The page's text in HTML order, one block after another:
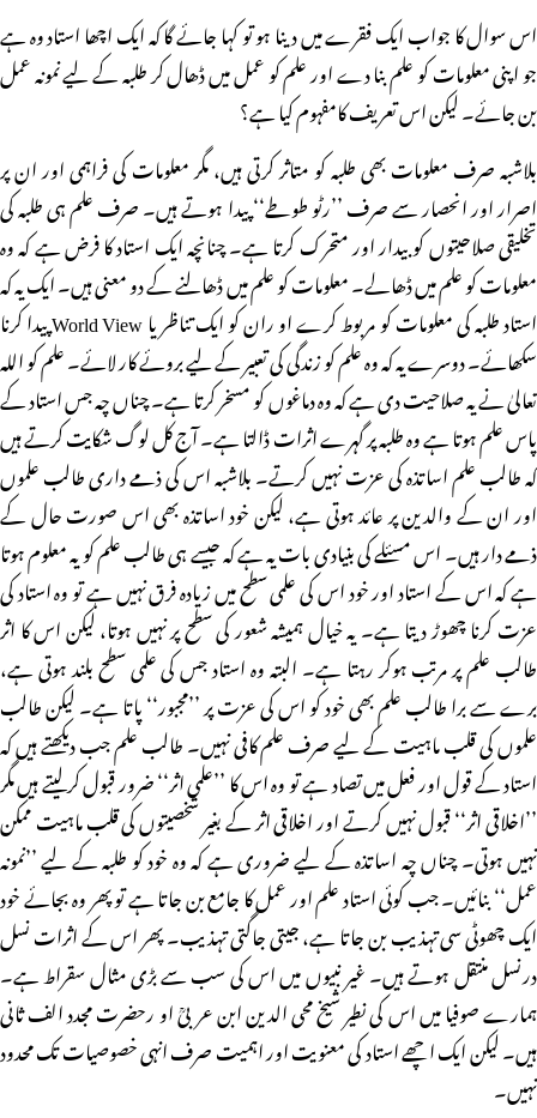
اس سوال کا جواب ایک فقرے میں دینا ہو تو کہا جائے گا کہ ایک اچھا استاد وہ ہے
جو اپنی معلومات کو علم بنا دے اور علم کو عمل میں ڈھال کر طلبہ کے لیے نمونہ عمل
بن جائے۔ لیکن اس تعریف کامفہوم کیا ہے؟
بلاشبہ صرف معلومات بھی طلبہ کو متاثر کرتی ہیں، مگر معلومات کی فراہمی اور ان پر
اصرار اور انحصار سے صرف ’’رٹو طوطے‘‘ پیدا ہوتے ہیں۔ صرف علم ہی طلبہ کی
تخلیقی صلاحیتوں کو بیدار اور متحرک کرتا ہے۔ چنانچہ ایک استاد کا فرض ہے کہ وہ
معلومات کو علم میں ڈھالے۔ معلومات کو علم میں ڈھالنے کے دو معنی ہیں۔ ایک یہ کہ
استاد طلبہ کی معلومات کو مربوط کرے او ران کو ایک تناظر یا World View پیدا کرنا
سکھائے۔ دوسرے یہ کہ وہ علم کو زندگی کی تعبیر کے لیے بروئے کار لائے۔ علم کو اللہ
تعالیٰ نے یہ صلاحیت دی ہے کہ وہ دماغوں کو مسخر کرتا ہے۔ چناں چہ جس استاد کے
پاس علم ہوتا ہے وہ طلبہ پر گہرے اثرات ڈالتا ہے۔ آج کل لوگ شکایت کرتے ہیں
کہ طالب علم اساتذہ کی عزت نہیں کرتے۔ بلاشبہ اس کی ذمے داری طالب علموں
اور ان کے والدین پر عائد ہوتی ہے، لیکن خود اساتذہ بھی اس صورت حال کے
ذمے دار ہیں۔ اس مسئلے کی بنیادی بات یہ ہے کہ جیسے ہی طالب علم کو یہ معلوم ہوتا
ہے کہ اس کے استاد اور خود اس کی علمی سطح میں زیادہ فرق نہیں ہے تو وہ استاد کی
عزت کرنا چھوڑ دیتا ہے۔ یہ خیال ہمیشہ شعور کی سطح پر نہیں ہوتا، لیکن اس کا اثر
طالب علم پر مرتب ہوکر رہتا ہے۔ البتہ وہ استاد جس کی علمی سطح بلند ہوتی ہے،
برے سے برا طالب علم بھی خود کو اس کی عزت پر ’’مجبور‘‘ پاتا ہے۔ لیکن طالب
علموں کی قلب ماہیت کے لیے صرف علم کافی نہیں۔ طالب علم جب دیکھتے ہیں کہ
استاد کے قول اور فعل میں تصاد ہے تو وہ اس کا ’’علمی اثر‘‘ ضرور قبول کرلیتے ہیں مگر
’’اخلاقی اثر‘‘ قبول نہیں کرتے اور اخلاقی اثر کے بغیر شخصیتوں کی قلب ماہیت ممکن
نہیں ہوتی۔ چناں چہ اساتذہ کے لیے ضروری ہے کہ وہ خود کو طلبہ کے لیے ’’نمونہ
عمل‘‘ بنائیں۔ جب کوئی استاد علم اور عمل کا جامع بن جاتا ہے تو پھر وہ بجائے خود
ایک چھوٹی سی تہذیب بن جاتا ہے، جیتی جاگتی تہذیب۔ پھر اس کے اثرات نسل
درنسل منتقل ہوتے ہیں۔ غیر نبیوں میں اس کی سب سے بڑی مثال سقراط ہے۔
ہمارے صوفیا میں اس کی نطیر شیخ محی الدین ابن عربیؒ او رحضرت مجدد الف ثانی
ہیں۔ لیکن ایک اچھے استاد کی معنویت اور اہمیت صرف انہی خصوصیات تک محدود
نہیں۔